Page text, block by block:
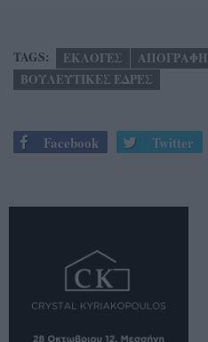
TAGS: ΕΚΛΟΓΕΣ ΑΠΟΓΡΑΦΗ
ΒΟΥΛΕΥΤΙΚΕΣ ΕΔΡΕΣ
Facebook Twitter